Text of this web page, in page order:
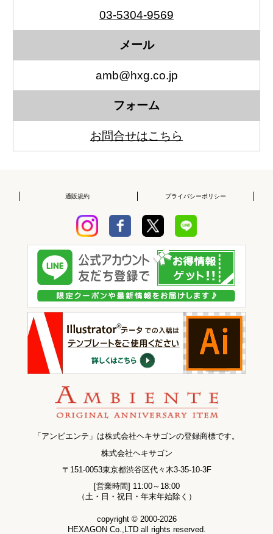
03-5304-9569
メール
amb@hxg.co.jp
フォーム
お問合せはこちら
通販規約 プライバシーポリシー
「アンビエンテ」は株式会社ヘキサゴンの登録商標です。
株式会社ヘキサゴン
〒151-0053東京都渋谷区代々木3-35-10-3F
[営業時間] 11:00～18:00
（土・日・祝日・年末年始除く）
copyright © 2000-2026
HEXAGON Co.,LTD all rights reserved.